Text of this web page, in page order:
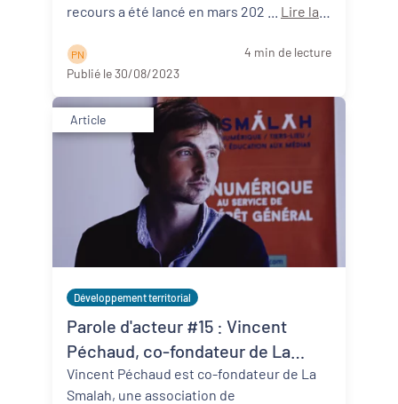
Lire la
P N
4 min de lecture
Publié le 30/08/2023
Article
Développement territorial
Parole d'acteur #15 : Vincent
Péchaud, co-fondateur de La
Smalah (40)
Vincent Péchaud est co-fondateur de La
Smalah, une association de